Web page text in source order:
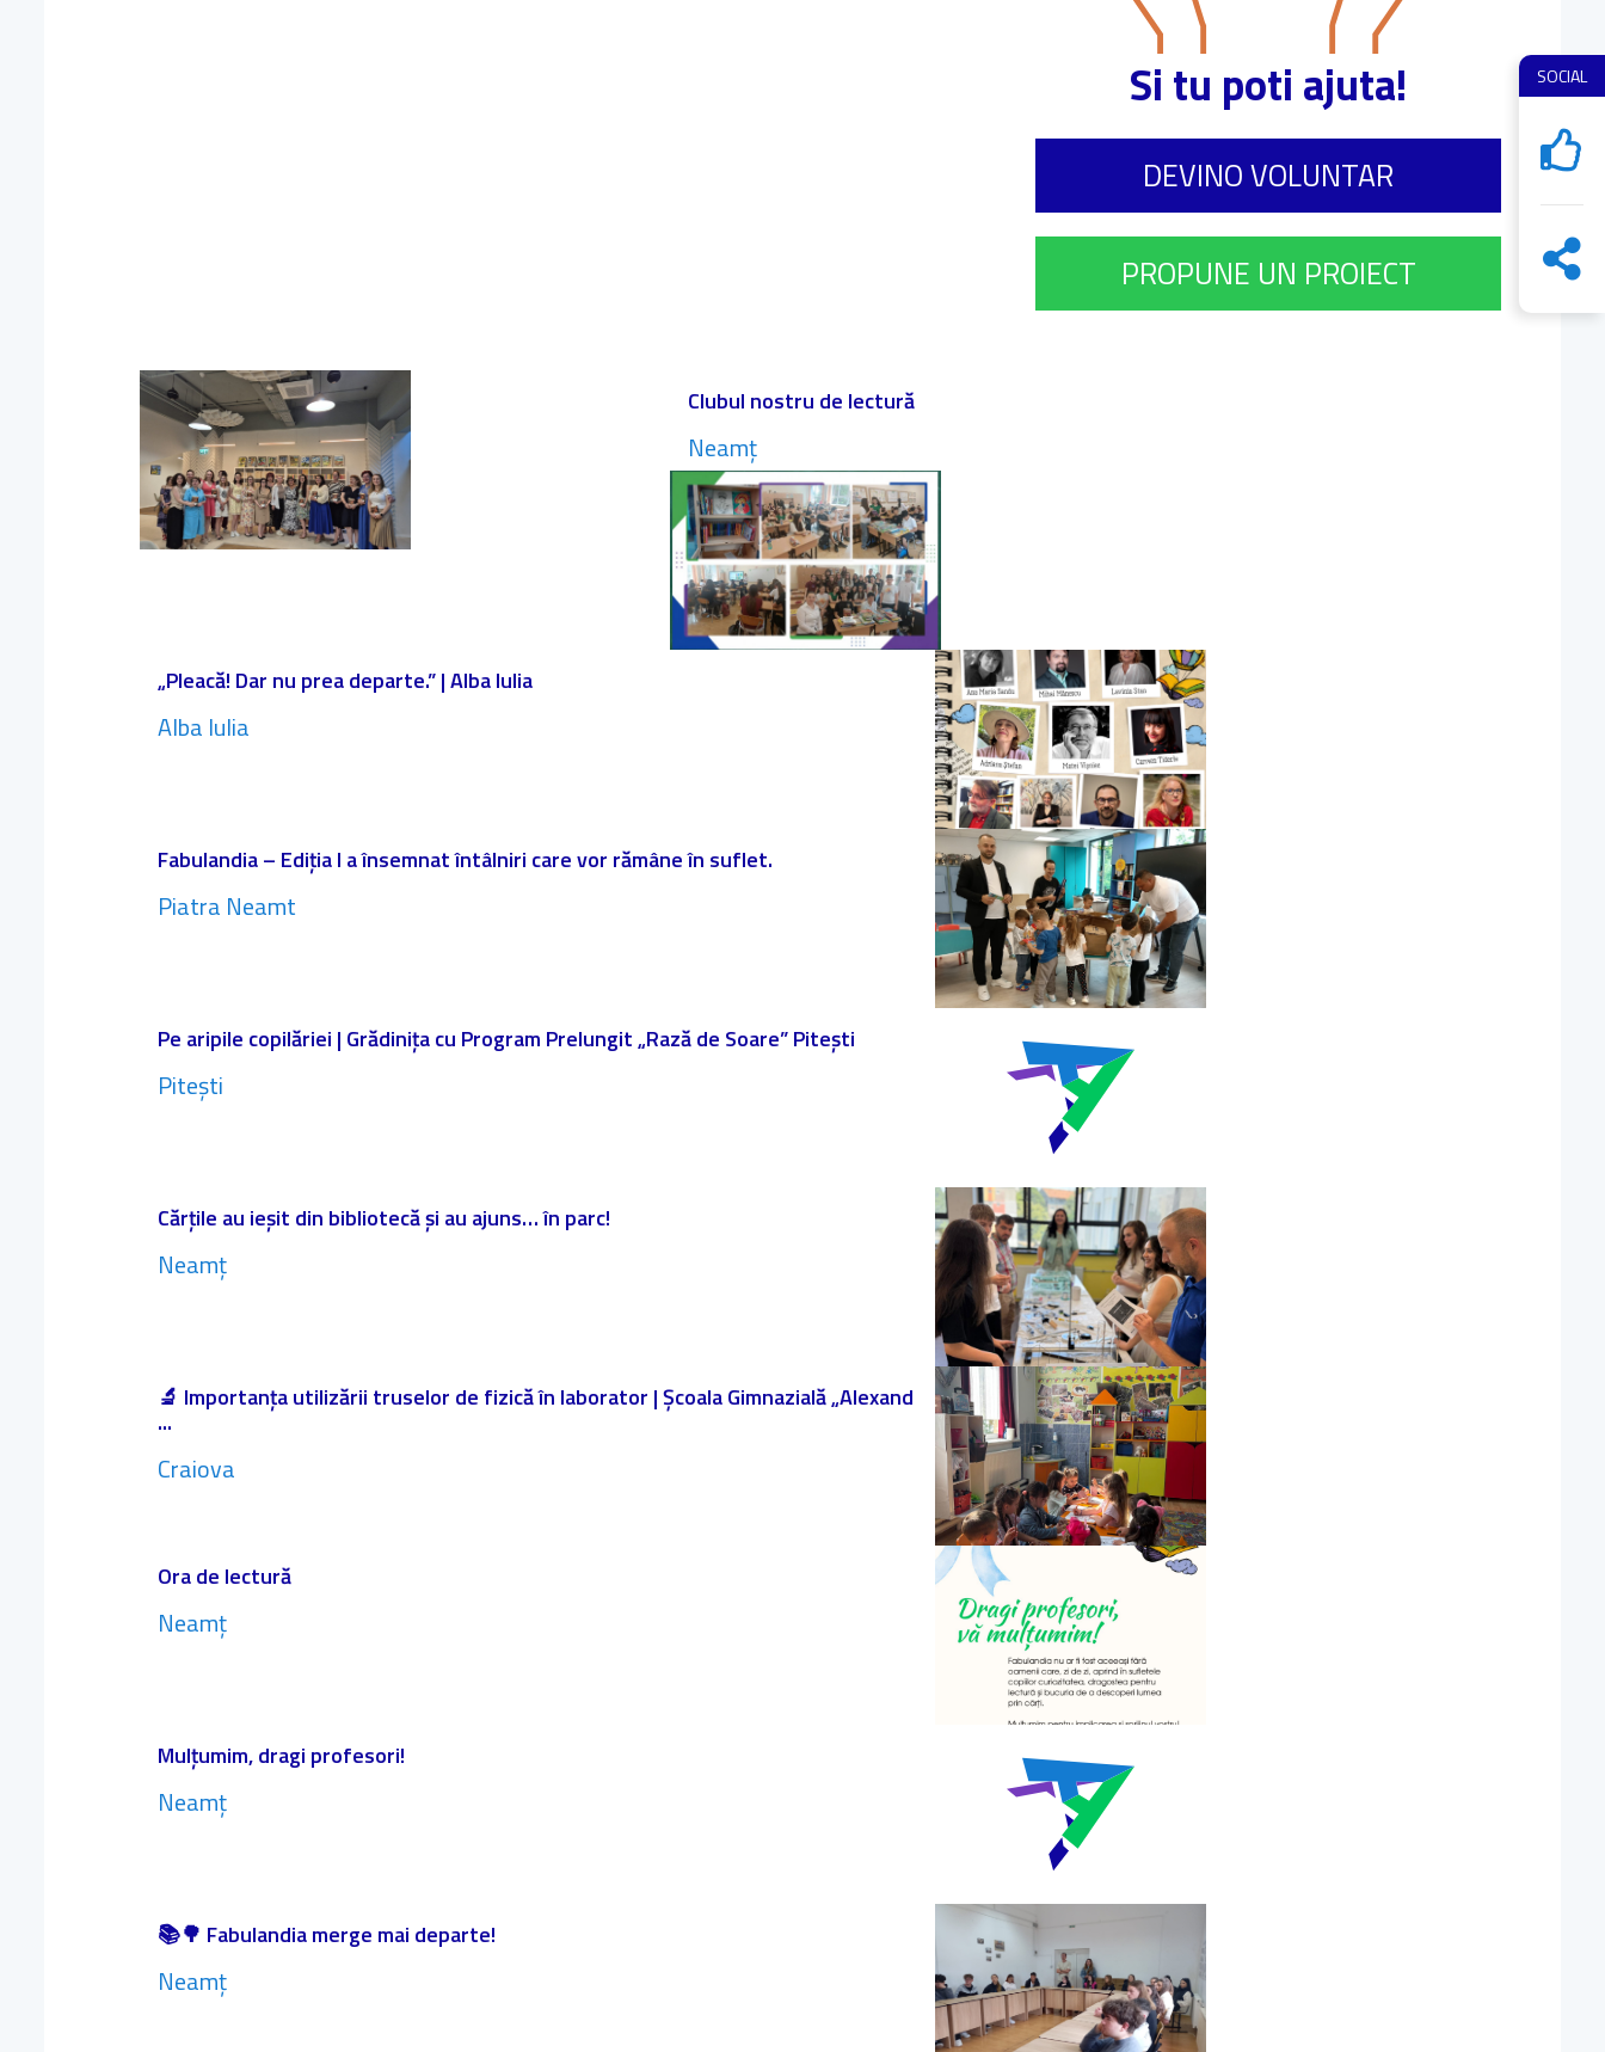
SOCIAL
Si tu poti ajuta!
DEVINO VOLUNTAR
PROPUNE UN PROIECT
Clubul nostru de lectură
Neamț
„Pleacă! Dar nu prea departe.” | Alba Iulia
Alba Iulia
Fabulandia – Ediția I a însemnat întâlniri care vor rămâne în suflet.
Piatra Neamt
Pe aripile copilăriei | Grădinița cu Program Prelungit „Rază de Soare” Pitești
Pitești
Cărțile au ieșit din bibliotecă și au ajuns… în parc!
Neamț
🔬 Importanța utilizării truselor de fizică în laborator | Școala Gimnazială „Alexand
...
Craiova
Ora de lectură
Neamț
Mulțumim, dragi profesori!
Neamț
📚🌳 Fabulandia merge mai departe!
Neamț